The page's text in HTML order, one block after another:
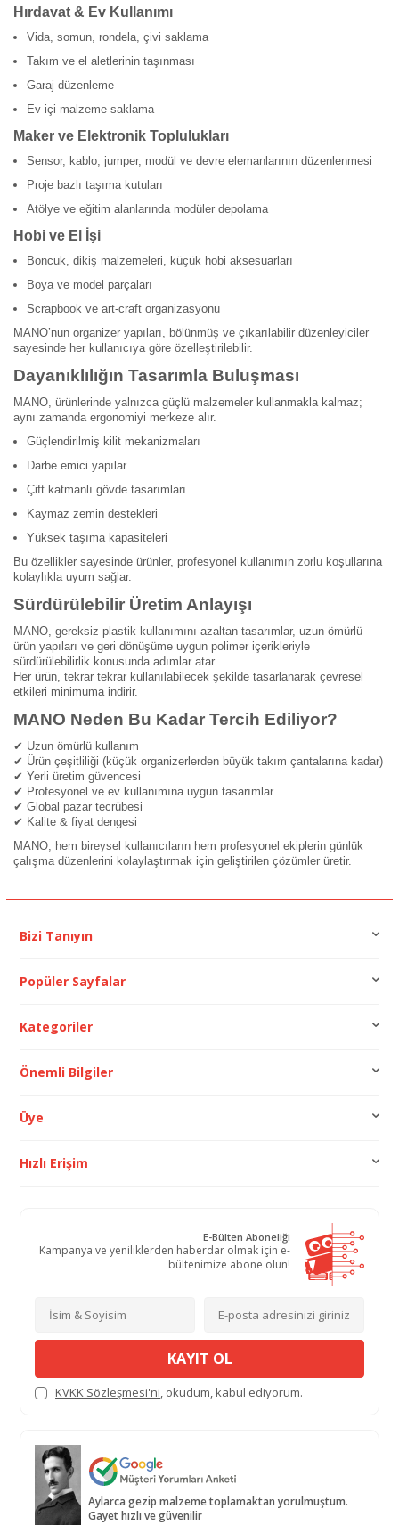
Hırdavat & Ev Kullanımı
Vida, somun, rondela, çivi saklama
Takım ve el aletlerinin taşınması
Garaj düzenleme
Ev içi malzeme saklama
Maker ve Elektronik Toplulukları
Sensor, kablo, jumper, modül ve devre elemanlarının düzenlenmesi
Proje bazlı taşıma kutuları
Atölye ve eğitim alanlarında modüler depolama
Hobi ve El İşi
Boncuk, dikiş malzemeleri, küçük hobi aksesuarları
Boya ve model parçaları
Scrapbook ve art-craft organizasyonu
MANO’nun organizer yapıları, bölünmüş ve çıkarılabilir düzenleyiciler
sayesinde her kullanıcıya göre özelleştirilebilir.
Dayanıklılığın Tasarımla Buluşması
MANO, ürünlerinde yalnızca güçlü malzemeler kullanmakla kalmaz;
aynı zamanda ergonomiyi merkeze alır.
Güçlendirilmiş kilit mekanizmaları
Darbe emici yapılar
Çift katmanlı gövde tasarımları
Kaymaz zemin destekleri
Yüksek taşıma kapasiteleri
Bu özellikler sayesinde ürünler, profesyonel kullanımın zorlu koşullarına
kolaylıkla uyum sağlar.
Sürdürülebilir Üretim Anlayışı
MANO, gereksiz plastik kullanımını azaltan tasarımlar, uzun ömürlü
ürün yapıları ve geri dönüşüme uygun polimer içerikleriyle
sürdürülebilirlik konusunda adımlar atar.
Her ürün, tekrar tekrar kullanılabilecek şekilde tasarlanarak çevresel
etkileri minimuma indirir.
MANO Neden Bu Kadar Tercih Ediliyor?
✔ Uzun ömürlü kullanım
✔ Ürün çeşitliliği (küçük organizerlerden büyük takım çantalarına kadar)
✔ Yerli üretim güvencesi
✔ Profesyonel ve ev kullanımına uygun tasarımlar
✔ Global pazar tecrübesi
✔ Kalite & fiyat dengesi
MANO, hem bireysel kullanıcıların hem profesyonel ekiplerin günlük
çalışma düzenlerini kolaylaştırmak için geliştirilen çözümler üretir.
Bizi Tanıyın
Popüler Sayfalar
Kategoriler
Önemli Bilgiler
Üye
Hızlı Erişim
E-Bülten Aboneliği
Kampanya ve yeniliklerden haberdar olmak için e-
bültenimize abone olun!
KAYIT OL
KVKK Sözleşmesi'ni, okudum, kabul ediyorum.
Aylarca gezip malzeme toplamaktan yorulmuştum.
Gayet hızlı ve güvenilir